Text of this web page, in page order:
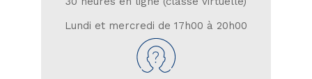
Lundi et mercredi de 17h00 à 20h00